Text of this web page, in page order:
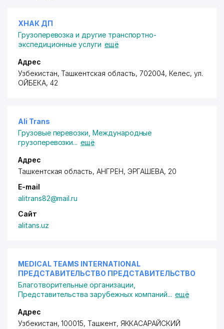
ХНАК ДП
Грузоперевозка и другие транспортно-
экспедиционные услуги ещё
Адрес
Узбекистан, Ташкентская область, 702004, Келес, ул.
ОЙБЕКА, 42
Ali Trans
Грузовые перевозки ,Международные
грузоперевозки... ещё
Адрес
Ташкентская область, АНГРЕН, ЭРГАШЕВА, 20
E-mail
alitrans82@mail.ru
Сайт
аlitans.uz
MEDICAL TEAMS INTERNATIONAL
ПРЕДСТАВИТЕЛЬСТВО ПРЕДСТАВИТЕЛЬСТВО
Благотворительные организации
Представительства зарубежных компаний... ещё
Адрес
Узбекистан, 100015, Ташкент, ЯККАСАРАЙСКИЙ